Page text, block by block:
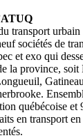
transport
sociétés de
et exo qui
la province, soit
québécoise et
en transport